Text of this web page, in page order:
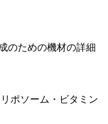
のための機材の詳細
ポソーム・ビタミン